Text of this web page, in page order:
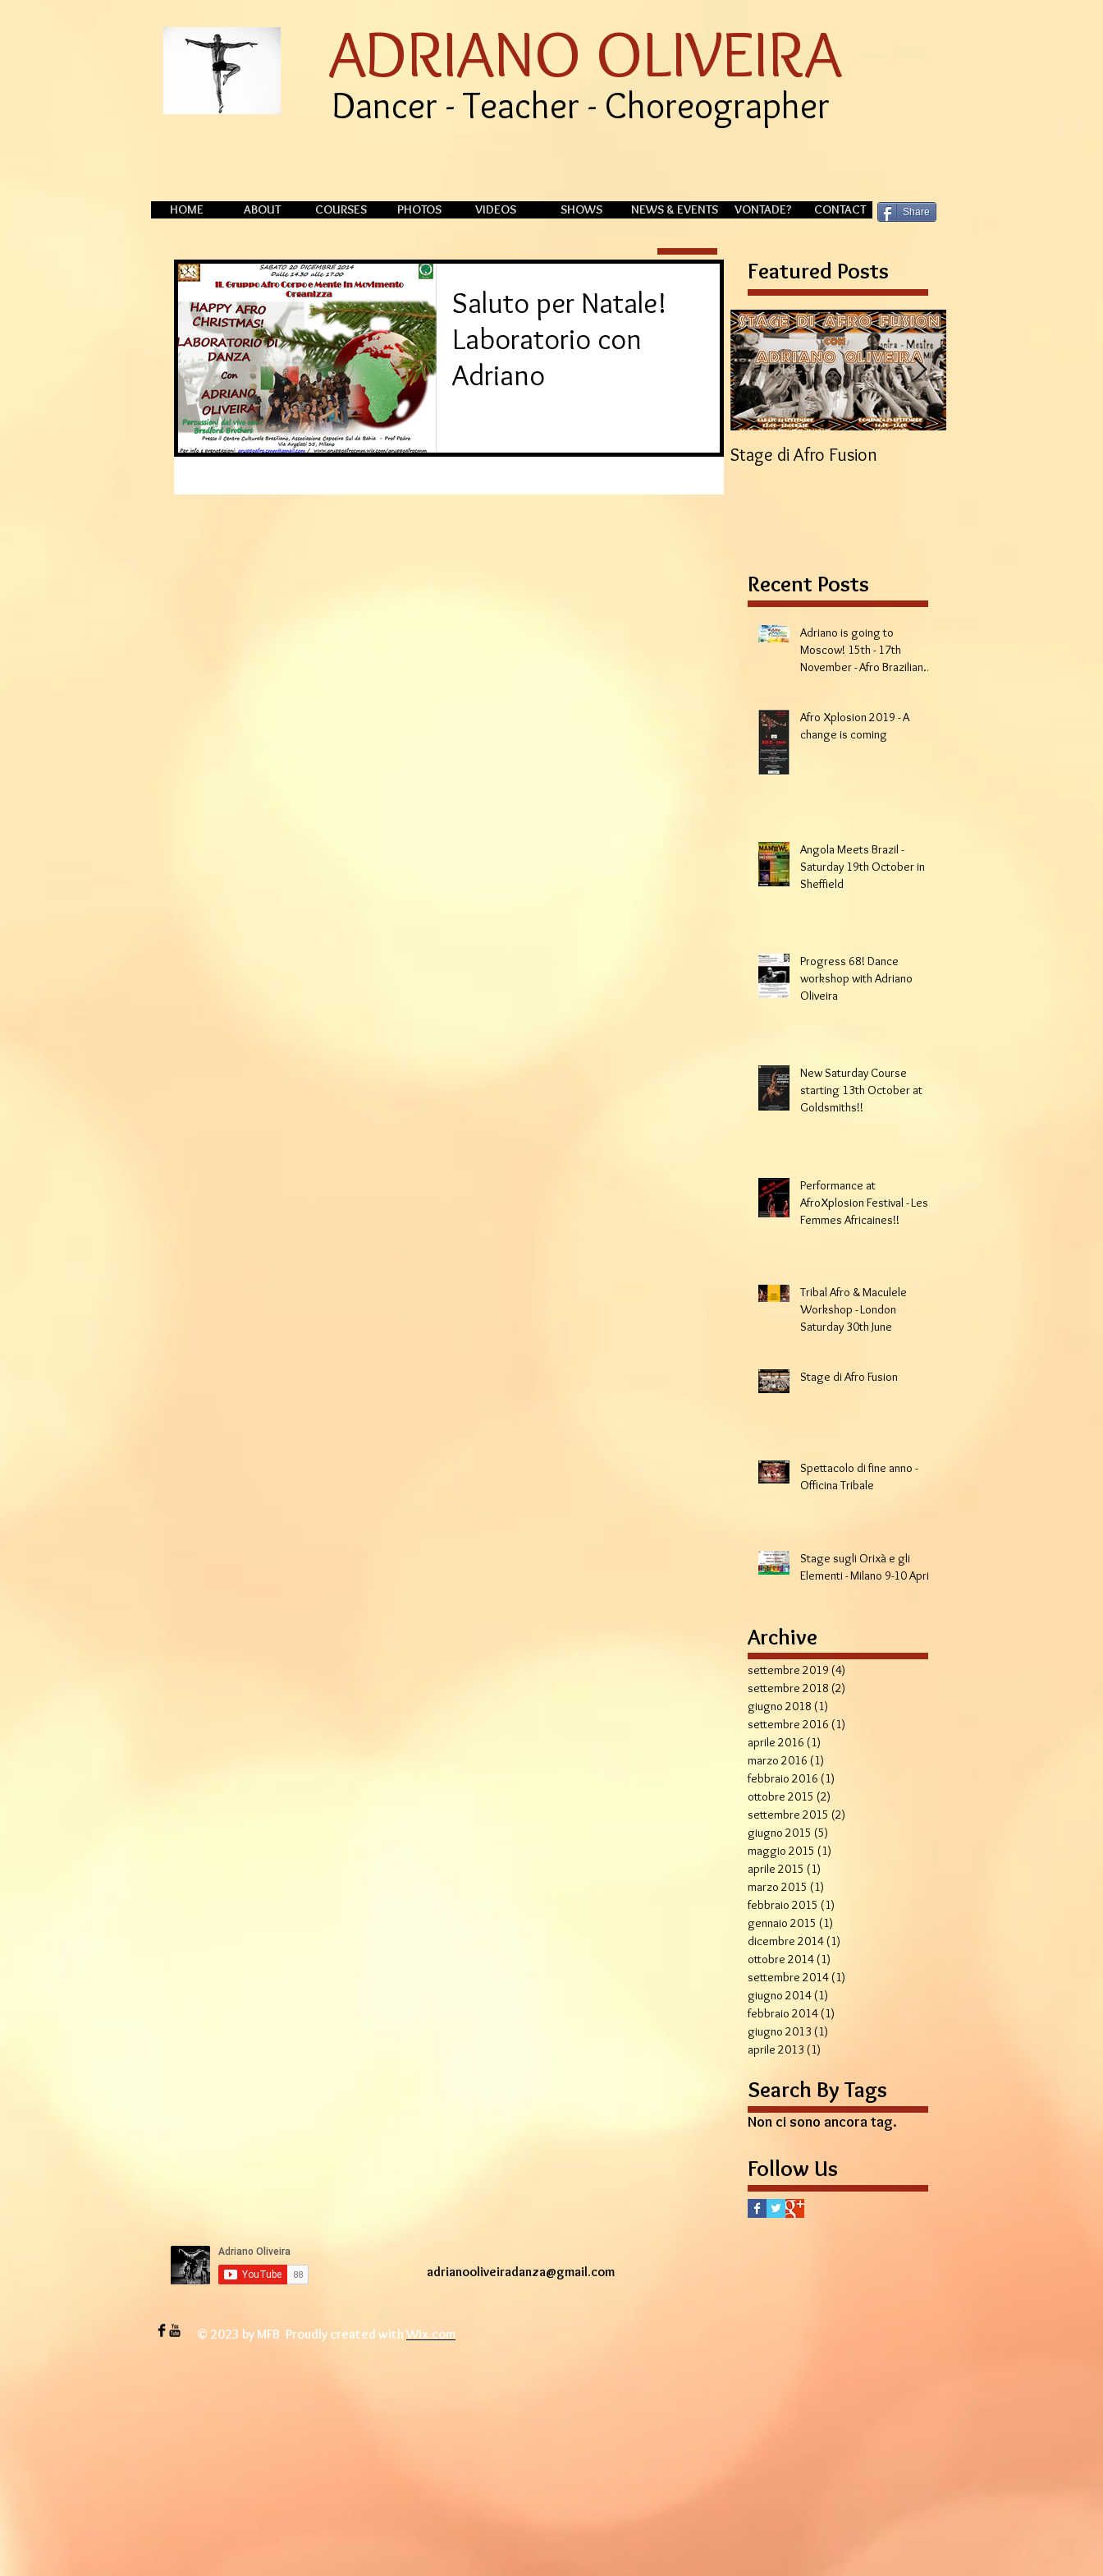
ADRIANO OLIVEIRA
Dancer - Teacher - Choreographer
Share
HOME ABOUT COURSES VIDEOS
PHOTOS CONTACT
VONTADE?
NEWS & EVENTS
SHOWS
Saluto per Natale!
Laboratorio con
Adriano
Featured Posts
Stage di Afro Fusion
Recent Posts
Adriano is going to
Moscow! 15th - 17th
November - Afro Brazilian
Afro Xplosion 2019 - A
change is coming
Angola Meets Brazil -
Saturday 19th October in
Sheffield
Progress 68! Dance
workshop with Adriano
Oliveira
New Saturday Course
starting 13th October at
Goldsmiths!!
Performance at
AfroXplosion Festival - Les
Femmes Africaines!!
Tribal Afro & Maculele
Workshop - London
Saturday 30th June
Stage di Afro Fusion
Spettacolo di fine anno -
Officina Tribale
Stage sugli Orixà e gli
Elementi - Milano 9-10 Aprile
Archive
settembre 2019 (4)
settembre 2018 (2)
giugno 2018 (1)
settembre 2016 (1)
aprile 2016 (1)
marzo 2016 (1)
febbraio 2016 (1)
ottobre 2015 (2)
settembre 2015 (2)
giugno 2015 (5)
maggio 2015 (1)
aprile 2015 (1)
marzo 2015 (1)
febbraio 2015 (1)
gennaio 2015 (1)
dicembre 2014 (1)
ottobre 2014 (1)
settembre 2014 (1)
giugno 2014(1)
febbraio 2014(1)
giugno 2013 (1)
aprile 2013 (1)
Search By Tags
Non ci sono ancora tag.
Follow Us
adrianooliveiradanza@gmail.com
© 2023 by MFB Proudly created with Wix.com